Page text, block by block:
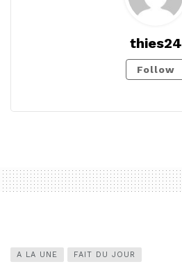
thies24
Follow
A LA UNE FAIT DU JOUR